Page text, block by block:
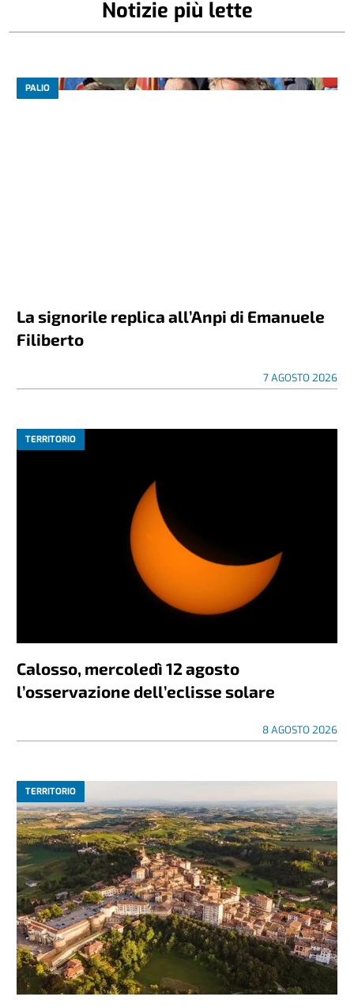
Notizie più lette
PALIO
La signorile replica all’Anpi di Emanuele
Filiberto
7 AGOSTO 2026
TERRITORIO
Calosso, mercoledì 12 agosto
l’osservazione dell’eclisse solare
8 AGOSTO 2026
TERRITORIO